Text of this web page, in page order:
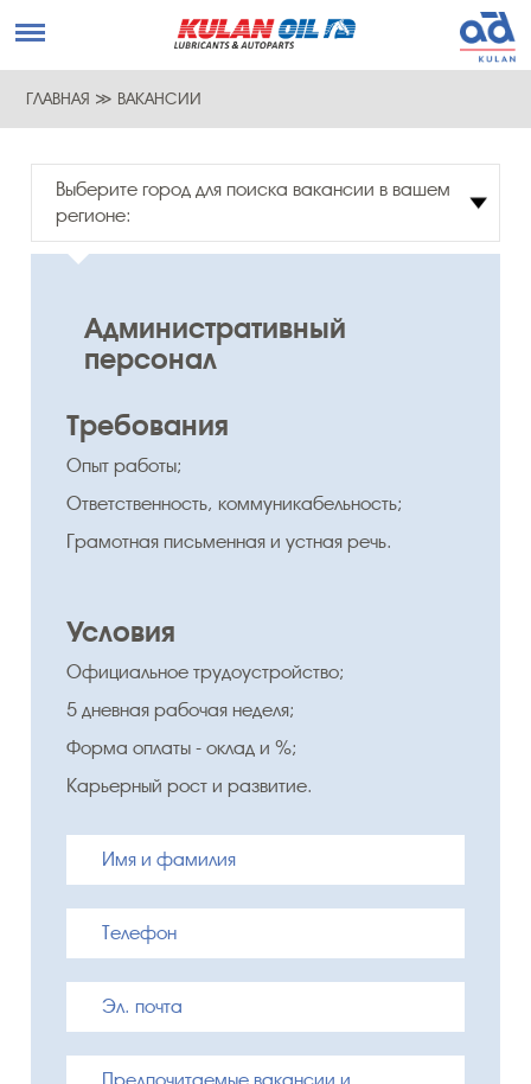
ГЛАВНАЯ ≫ ВАКАНСИИ
Выберите город для поиска вакансии в вашем
регионе:
Административный
персонал
Требования
Опыт работы;
Ответственность, коммуникабельность;
Грамотная письменная и устная речь.
Условия
Официальное трудоустройство;
5 дневная рабочая неделя;
Форма оплаты - оклад и %;
Карьерный рост и развитие.